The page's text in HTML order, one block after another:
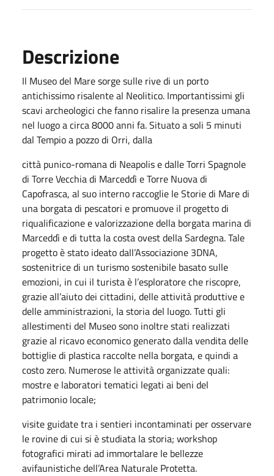
Descrizione
Il Museo del Mare sorge sulle rive di un porto
antichissimo risalente al Neolitico. Importantissimi gli
scavi archeologici che fanno risalire la presenza umana
nel luogo a circa 8000 anni fa. Situato a soli 5 minuti
dal Tempio a pozzo di Orri, dalla
città punico-romana di Neapolis e dalle Torri Spagnole
di Torre Vecchia di Marceddì e Torre Nuova di
Capofrasca, al suo interno raccoglie le Storie di Mare di
una borgata di pescatori e promuove il progetto di
riqualificazione e valorizzazione della borgata marina di
Marceddì e di tutta la costa ovest della Sardegna. Tale
progetto è stato ideato dall’Associazione 3DNA,
sostenitrice di un turismo sostenibile basato sulle
emozioni, in cui il turista è l’esploratore che riscopre,
grazie all’aiuto dei cittadini, delle attività produttive e
delle amministrazioni, la storia del luogo. Tutti gli
allestimenti del Museo sono inoltre stati realizzati
grazie al ricavo economico generato dalla vendita delle
bottiglie di plastica raccolte nella borgata, e quindi a
costo zero. Numerose le attività organizzate quali:
mostre e laboratori tematici legati ai beni del
patrimonio locale;
visite guidate tra i sentieri incontaminati per osservare
le rovine di cui si è studiata la storia; workshop
fotografici mirati ad immortalare le bellezze
avifaunistiche dell’Area Naturale Protetta.